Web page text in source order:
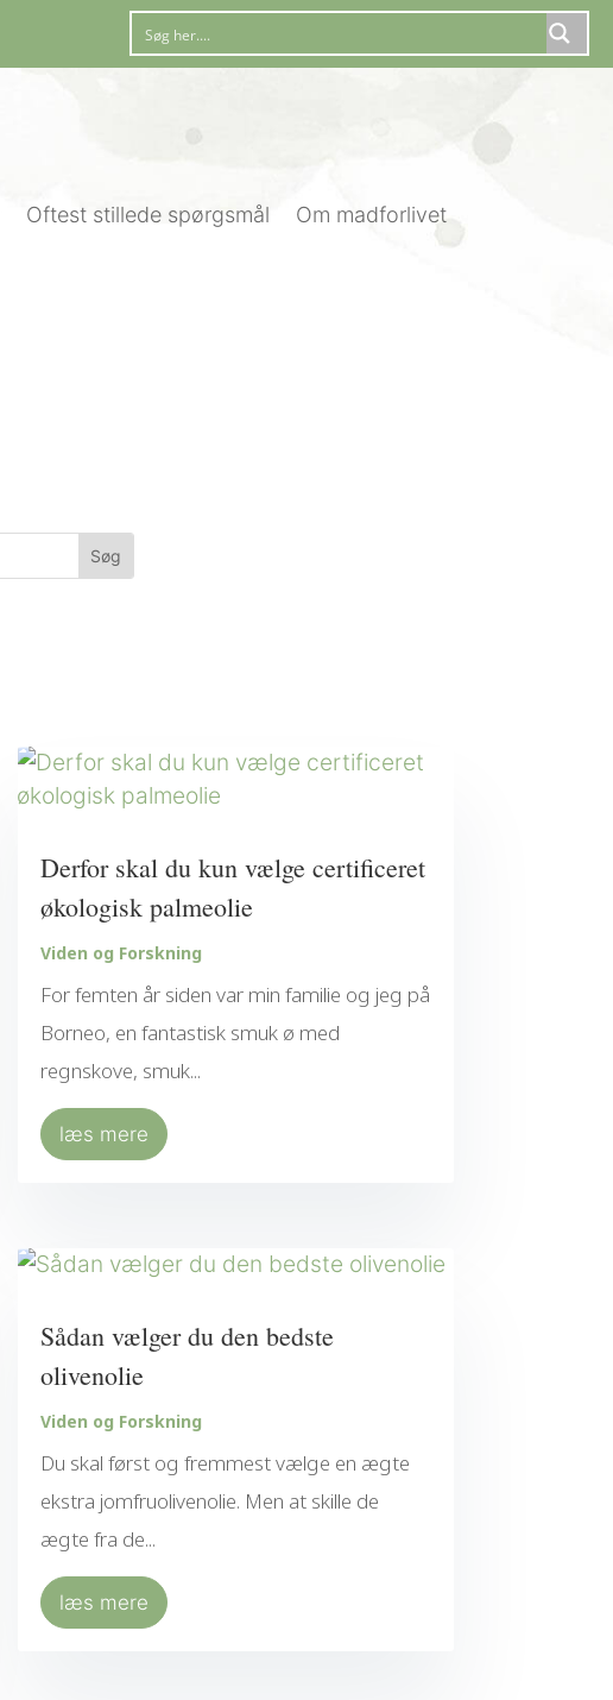
Oftest stillede spørgsmål Om madforlivet
Derfor skal du kun vælge certificeret
økologisk palmeolie
Viden og Forskning
For femten år siden var min familie og jeg på
Borneo, en fantastisk smuk ø med
regnskove, smuk...
læs mere
Sådan vælger du den bedste
olivenolie
Viden og Forskning
Du skal først og fremmest vælge en ægte
ekstra jomfruolivenolie. Men at skille de
ægte fra de...
læs mere